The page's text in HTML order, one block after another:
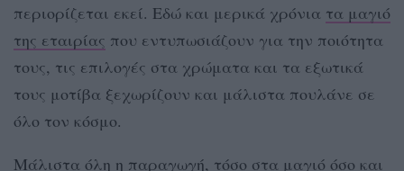
περιορίζεται εκεί. Εδώ και μερικά χρόνια τα μαγιό
της εταιρίας που εντυπωσιάζουν για την ποιότητα
τους, τις επιλογές στα χρώματα και τα εξωτικά
τους μοτίβα ξεχωρίζουν και μάλιστα πουλάνε σε
όλο τον κόσμο.
Μάλιστα όλη η παραγωγή, τόσο στα μαγιό όσο και